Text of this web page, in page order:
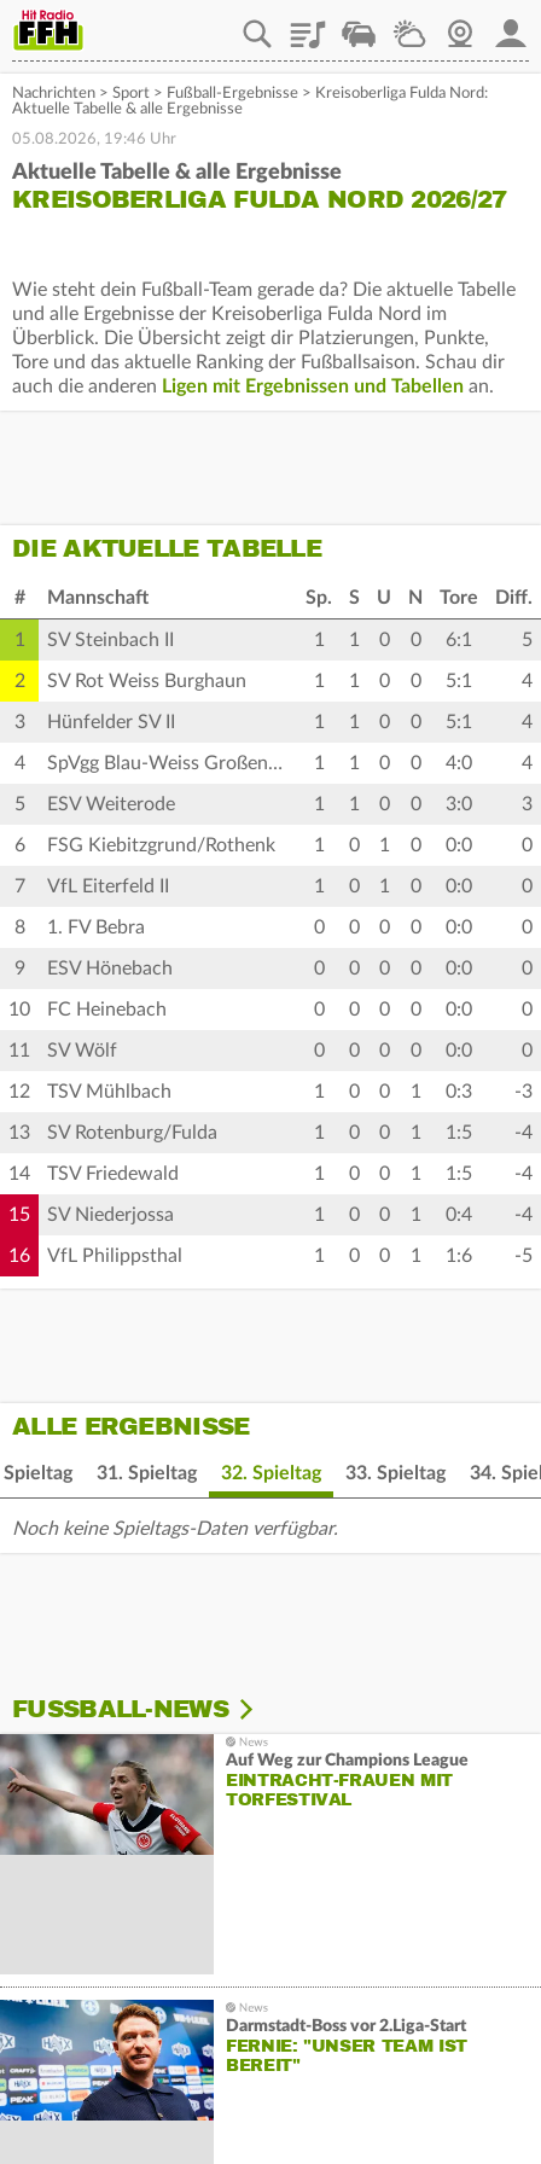
PlaylistStaupilotWetterWebcam
Nachrichten > Sport > Fußball-Ergebnisse > Kreisoberliga Fulda Nord:
Aktuelle Tabelle & alle Ergebnisse
05.08.2026, 19:46 Uhr
Aktuelle Tabelle & alle Ergebnisse
KREISOBERLIGA FULDA NORD 2026/27
Wie steht dein Fußball-Team gerade da? Die aktuelle Tabelle
und alle Ergebnisse der Kreisoberliga Fulda Nord im
Überblick. Die Übersicht zeigt dir Platzierungen, Punkte,
Tore und das aktuelle Ranking der Fußballsaison. Schau dir
auch die anderen Ligen mit Ergebnissen und Tabellen an.
DIE AKTUELLE TABELLE
# Mannschaft Sp. S U N Tore Diff.
1 SV Steinbach II 1 1 0 0 6:1 5
2 SV Rot Weiss Burghaun 1 1 0 0 5:1 4
3 Hünfelder SV II 1 1 0 0 5:1 4
4 SpVgg Blau-Weiss Großentaft 1 1 0 0 4:0 4
5 ESV Weiterode 1 1 0 0 3:0 3
6 FSG Kiebitzgrund/Rothenk 1 0 1 0 0:0 0
7 VfL Eiterfeld II 1 0 1 0 0:0 0
8 1. FV Bebra 0 0 0 0 0:0 0
9 ESV Hönebach 0 0 0 0 0:0 0
10 FC Heinebach 0 0 0 0 0:0 0
11 SV Wölf 0 0 0 0 0:0 0
12 TSV Mühlbach 1 0 0 1 0:3 -3
13 SV Rotenburg/Fulda 1 0 0 1 1:5 -4
14 TSV Friedewald 1 0 0 1 1:5 -4
15 SV Niederjossa 1 0 0 1 0:4 -4
16 VfL Philippsthal 1 0 0 1 1:6 -5
ALLE ERGEBNISSE
Spieltag 31. Spieltag 32. Spieltag 33. Spieltag 34.
Noch keine Spieltags-Daten verfügbar.
FUSSBALL-NEWS
Auf Weg zur Champions League
EINTRACHT-FRAUEN MIT
TORFESTIVAL
Darmstadt-Boss vor 2.Liga-Start
FERNIE: "UNSER TEAM IST
BEREIT"